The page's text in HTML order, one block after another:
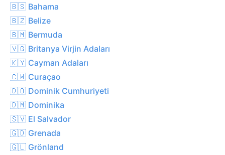
🇧🇸 Bahama
🇧🇿 Belize
🇧🇲 Bermuda
🇻🇬 Britanya Virjin Adaları
🇰🇾 Cayman Adaları
🇨🇼 Curaçao
🇩🇴 Dominik Cumhuriyeti
🇩🇲 Dominika
🇸🇻 El Salvador
🇬🇩 Grenada
🇬🇱 Grönland